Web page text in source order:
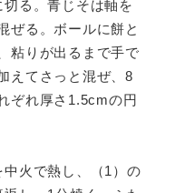
る。青じそは軸を
ぜる。ボールに餅と
粘りが出るまで手で
えてさっと混ぜ、8
ぞれ厚さ1.5cmの円
火で熱し、（1）の